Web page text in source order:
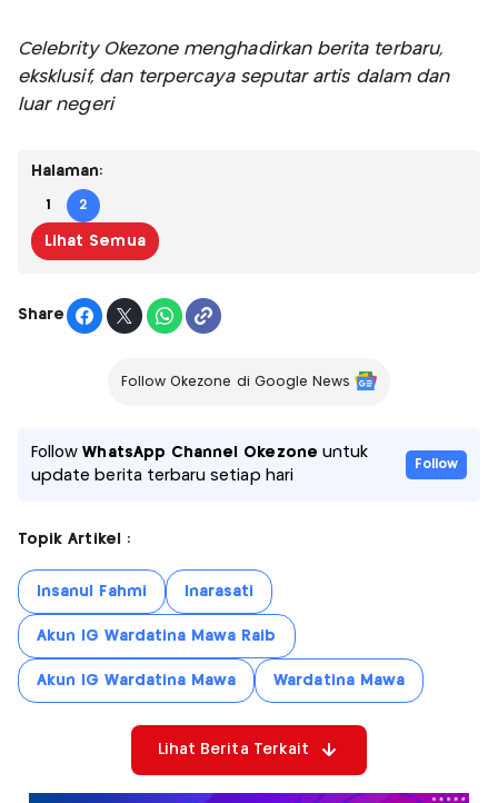
Celebrity Okezone menghadirkan berita terbaru,
eksklusif, dan terpercaya seputar artis dalam dan
luar negeri
Halaman:
1 2
Lihat Semua
Share
Follow Okezone di Google News
FollowWhatsApp Channel Okezone untuk
update berita terbaru setiap hari
Follow
Topik Artikel :
Insanul Fahmi Inarasati
Akun IG Wardatina Mawa Raib
Akun IG Wardatina Mawa Wardatina Mawa
Lihat Berita Terkait